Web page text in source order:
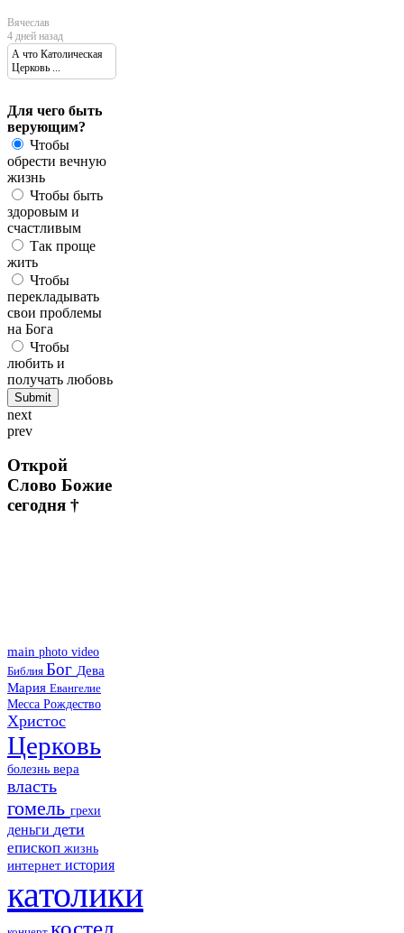
Вячеслав
4 дней назад
А что Католическая
Церковь ...
Для чего быть
верующим?
Чтобы
обрести вечную
жизнь
Чтобы быть
здоровым и
счастливым
Так проще
жить
Чтобы
перекладывать
свои проблемы
на Бога
Чтобы
любить и
получать любовь
next
prev
Открой
Слово Божие
сегодня †
main photo video
Библия Бог Дева
Мария Евангелие
Месса Рождество
Христос
Церковь
болезнь вера
власть
гомель грехи
деньги дети
епископ жизнь
интернет история
католики
костел